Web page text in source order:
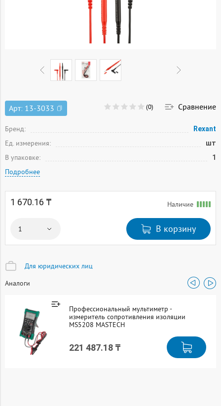
Арт: 13-3033 (0) Сравнение
Бренд: Rexant
Ед. измерения: шт
В упаковке: 1
Подробнее
1 670.16 ₸ Наличие
В корзину
Для юридических лиц
Аналоги
Профессиональный мультиметр -
измеритель сопротивления изоляции
MS5208 MASTECH
221 487.18 ₸